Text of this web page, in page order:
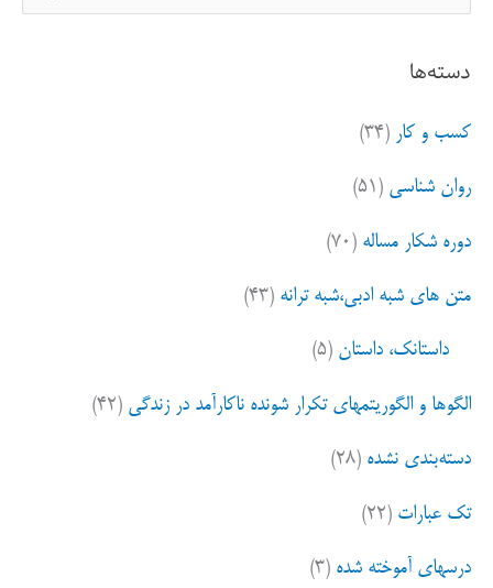
س
ج
ا
دسته‌ها
کسب و کار (۳۴)
روان شناسی (۵۱)
دوره شکار مساله (۷۰)
متن های شبه ادبی،شبه ترانه (۴۳)
داستانک، داستان (۵)
الگوها و الگوریتمهای تکرار شونده ناکارآمد در زندگی (۴۲)
دسته‌بندی نشده (۲۸)
تک عبارات (۲۲)
درسهای آموخته شده (۳)